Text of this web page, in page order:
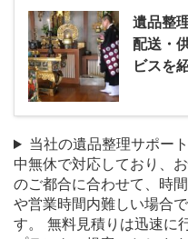
遺品整
配送・
ビスを
当社の遺品整理サポー
中無休で対応しており、
のご都合に合わせて、時
や営業時間内難しい場合
す。 無料見積りは迅速に